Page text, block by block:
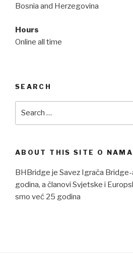
Bosnia and Herzegovina
Hours
Online all time
SEARCH
ABOUT THIS SITE O NAMA
BHBridge je Savez Igrača
godina, a članovi Svjetske i
smo već 25 godina